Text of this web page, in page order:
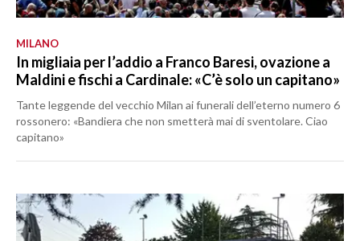
MILANO
In migliaia per l’addio a Franco Baresi, ovazione a
Maldini e fischi a Cardinale: «C’è solo un capitano»
Tante leggende del vecchio Milan ai funerali dell’eterno numero 6
rossonero: «Bandiera che non smetterà mai di sventolare. Ciao
capitano»